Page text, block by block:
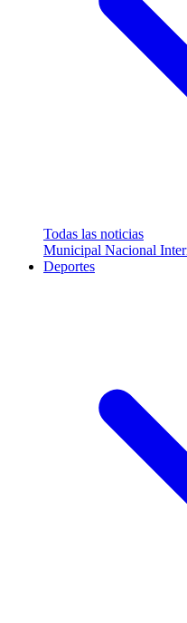
Todas las noticias
Municipal Nacional
Deportes